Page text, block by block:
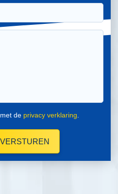
de privacy verklaring
VERSTUREN